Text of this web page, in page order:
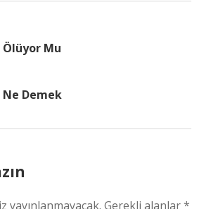
Mu
Demek
yayınlanmayacak. Gerekli alanlar*